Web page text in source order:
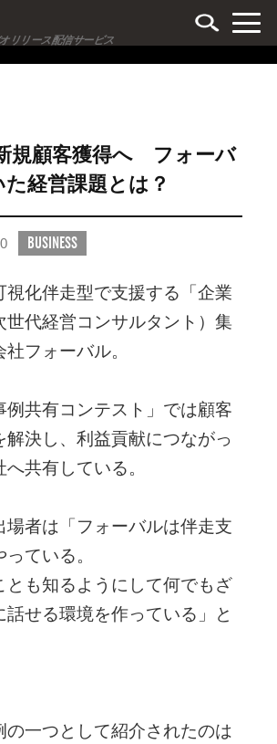
リリース配信サービス
規顧客獲得へ フォーバ
経営課題とは？
BUSINESS
視化伴走型で支援する「企業
世代経営コンサルタント）集
フォーバル。
例共有コンテスト」では顧客
解決し、利益貢献につながっ
共有している。
場者は「フォーバルは伴走支
ている。
とも知るようにして何でもざ
話せる環境を作っている」と
の一つとして紹介されたのは